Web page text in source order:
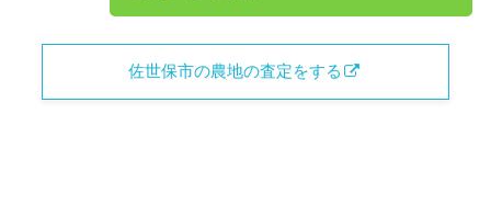
佐世保市の農地の査定をする